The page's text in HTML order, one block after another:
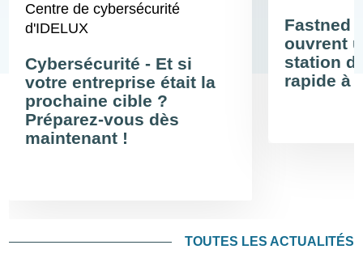
Centre de cybersécurité
d'IDELUX
Cybersécurité - Et si
votre entreprise était la
prochaine cible ?
Préparez-vous dès
maintenant !
Fastned
ouvrent
station
rapide à
TOUTES LES ACTUALITÉS